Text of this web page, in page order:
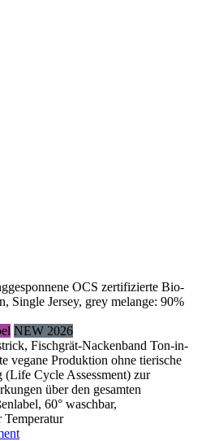
OCS zertifizierte Bio-
Single Jersey, grey melange: 90%
NEW 2026
Fischgrät-Nackenband Ton-in-
vegane Produktion ohne tierische
Cycle Assessment) zur
über den gesamten
60° waschbar,
Temperatur